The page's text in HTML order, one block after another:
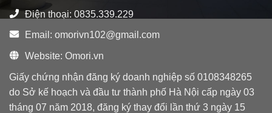
Điện thoại: 0835.339.229
Email: omorivn102@gmail.com
Website: Omori.vn
Giấy chứng nhận đăng ký doanh nghiệp số 0108348265
do Sở kế hoạch và đầu tư thành phố Hà Nội cấp ngày 03
tháng 07 năm 2018, đăng ký thay đổi lần thứ 3 ngày 15